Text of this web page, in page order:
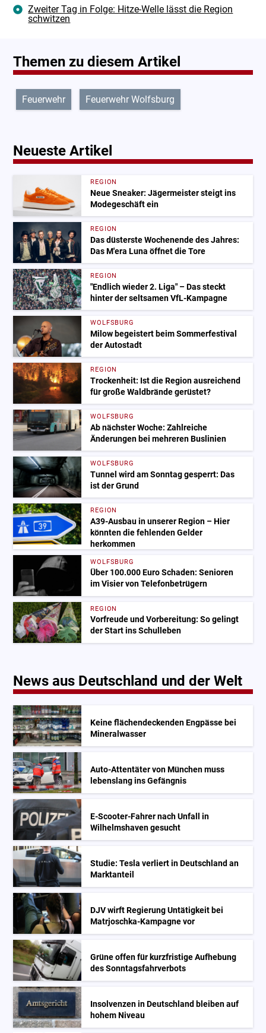
Zweiter Tag in Folge: Hitze-Welle lässt die Region
schwitzen
Themen zu diesem Artikel
Feuerwehr Feuerwehr Wolfsburg
Neueste Artikel
REGION
Neue Sneaker: Jägermeister steigt ins
Modegeschäft ein
REGION
Das düsterste Wochenende des Jahres:
Das M'era Luna öffnet die Tore
REGION
"Endlich wieder 2. Liga" – Das steckt
hinter der seltsamen VfL-Kampagne
WOLFSBURG
Milow begeistert beim Sommerfestival
der Autostadt
REGION
Trockenheit: Ist die Region ausreichend
für große Waldbrände gerüstet?
WOLFSBURG
Ab nächster Woche: Zahlreiche
Änderungen bei mehreren Buslinien
WOLFSBURG
Tunnel wird am Sonntag gesperrt: Das
ist der Grund
REGION
A39-Ausbau in unserer Region – Hier
könnten die fehlenden Gelder
herkommen
WOLFSBURG
Über 100.000 Euro Schaden: Senioren
im Visier von Telefonbetrügern
REGION
Vorfreude und Vorbereitung: So gelingt
der Start ins Schulleben
News aus Deutschland und der Welt
Keine flächendeckenden Engpässe bei
Mineralwasser
Auto-Attentäter von München muss
lebenslang ins Gefängnis
E-Scooter-Fahrer nach Unfall in
Wilhelmshaven gesucht
Studie: Tesla verliert in Deutschland an
Marktanteil
DJV wirft Regierung Untätigkeit bei
Matrjoschka-Kampagne vor
Grüne offen für kurzfristige Aufhebung
des Sonntagsfahrverbots
Insolvenzen in Deutschland bleiben auf
hohem Niveau